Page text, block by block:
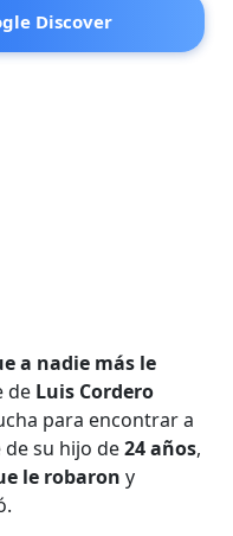
Discover
a nadie más le
de Luis Cordero
para encontrar a
de su hijo de24 años,
le robaron y